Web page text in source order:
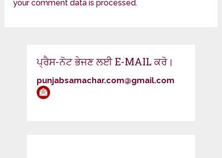
your comment data is processed.
ਪ੍ਰੈਸ-ਨੋਟ ਭੇਜਣ ਲਈ E-MAIL ਕਰੋ।
punjabsamachar.com@gmail.com